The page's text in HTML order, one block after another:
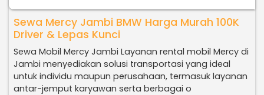
Sewa Mercy Jambi BMW Harga Murah 100K
Driver & Lepas Kunci
Sewa Mobil Mercy Jambi Layanan rental mobil Mercy di
Jambi menyediakan solusi transportasi yang ideal
untuk individu maupun perusahaan, termasuk layanan
antar-jemput karyawan serta berbagai o